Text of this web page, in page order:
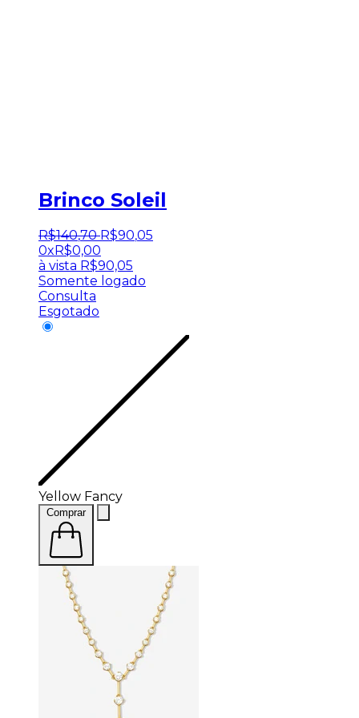
Brinco Soleil
R$140,70 R$90,05
0x R$0,00
à vista R$90,05
Somente logado
Consulta
Esgotado
Yellow Fancy
Comprar